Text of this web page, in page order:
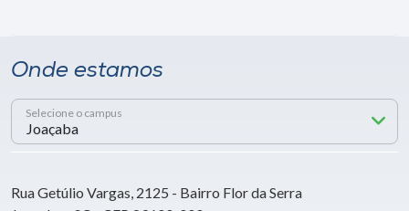
Onde estamos
Selecione o campus
Rua Getúlio Vargas, 2125 - Bairro Flor da Serra